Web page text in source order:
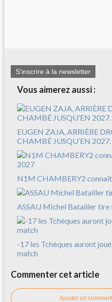
S'inscrire à la newsletter
Vous aimerez aussi :
EUGEN ZAJA, ARRIÈRE
CHAMBÉ JUSQU’EN 2027.
N1M CHAMBERY2 connaît
ASSAU Michel Batailler tire
-17 les Tchèques auront
match
Commenter cet article
Ajouter un